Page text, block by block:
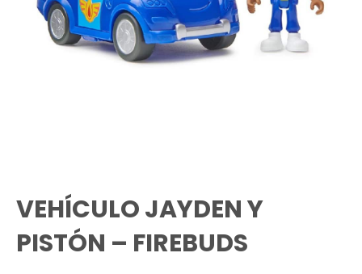
VEHÍCULO JAYDEN Y
PISTÓN – FIREBUDS